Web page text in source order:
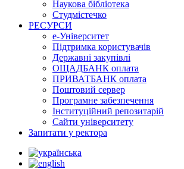
Наукова бібліотека
Студмістечко
РЕСУРСИ
е-Університет
Підтримка користувачів
Державні закупівлі
ОЩАДБАНК оплата
ПРИВАТБАНК оплата
Поштовий сервер
Програмне забезпечення
Інституційний репозитарій
Сайти університету
Запитати у ректора